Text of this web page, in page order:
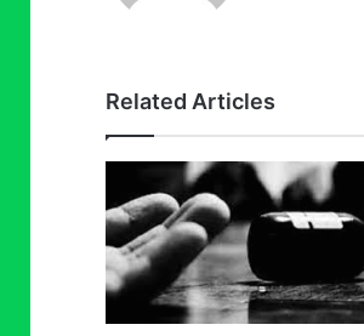
Related Articles